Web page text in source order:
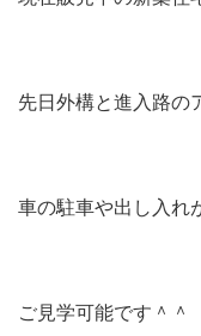
先日外構と進入路の
車の駐車や出し入れ
ご見学可能です＾＾